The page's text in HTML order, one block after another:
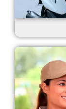
Прилуки
Путивль
П’ятихатки
Роздільна
Рені
Решетилівка
Ромни
Рівне
Рудне